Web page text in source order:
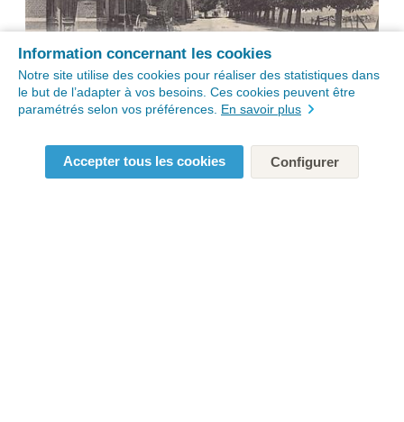
Information concernant les cookies
Notre site utilise des cookies pour réaliser des statistiques dans
le but de l’adapter à vos besoins. Ces cookies peuvent être
paramétrés selon vos préférences. En savoir plus
Accepter tous les cookies Configurer